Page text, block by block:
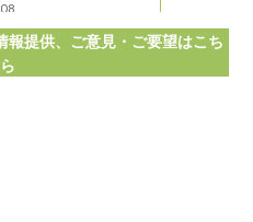
報提供、ご意見・ご要望はこち
ら